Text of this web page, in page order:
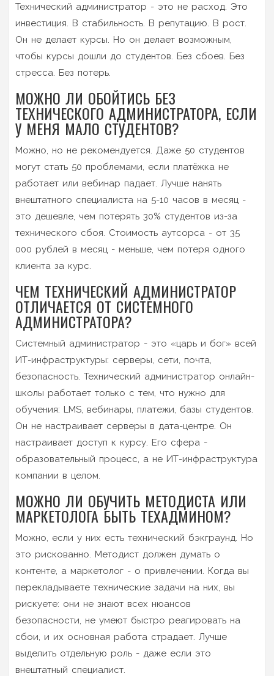
Технический администратор - это не расход. Это
инвестиция. В стабильность. В репутацию. В рост.
Он не делает курсы. Но он делает возможным,
чтобы курсы дошли до студентов. Без сбоев. Без
стресса. Без потерь.
МОЖНО ЛИ ОБОЙТИСЬ БЕЗ
ТЕХНИЧЕСКОГО АДМИНИСТРАТОРА, ЕСЛИ
У МЕНЯ МАЛО СТУДЕНТОВ?
Можно, но не рекомендуется. Даже 50 студентов
могут стать 50 проблемами, если платёжка не
работает или вебинар падает. Лучше нанять
внештатного специалиста на 5-10 часов в месяц -
это дешевле, чем потерять 30% студентов из-за
технического сбоя. Стоимость аутсорса - от 35
000 рублей в месяц - меньше, чем потеря одного
клиента за курс.
ЧЕМ ТЕХНИЧЕСКИЙ АДМИНИСТРАТОР
ОТЛИЧАЕТСЯ ОТ СИСТЕМНОГО
АДМИНИСТРАТОРА?
Системный администратор - это «царь и бог» всей
ИТ-инфраструктуры: серверы, сети, почта,
безопасность. Технический администратор онлайн-
школы работает только с тем, что нужно для
обучения: LMS, вебинары, платежи, базы студентов.
Он не настраивает серверы в дата-центре. Он
настраивает доступ к курсу. Его сфера -
образовательный процесс, а не ИТ-инфраструктура
компании в целом.
МОЖНО ЛИ ОБУЧИТЬ МЕТОДИСТА ИЛИ
МАРКЕТОЛОГА БЫТЬ ТЕХАДМИНОМ?
Можно, если у них есть технический бэкграунд. Но
это рискованно. Методист должен думать о
контенте, а маркетолог - о привлечении. Когда вы
перекладываете технические задачи на них, вы
рискуете: они не знают всех нюансов
безопасности, не умеют быстро реагировать на
сбои, и их основная работа страдает. Лучше
выделить отдельную роль - даже если это
внештатный специалист.